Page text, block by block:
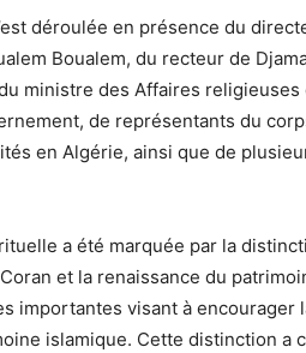
déroulée en présence du
Boualem, du recteur de
ministre des Affaires religieuses
de représentants du
en Algérie, ainsi que de
a été marquée par la
et la renaissance du
importantes visant à encourager
islamique. Cette distinction a